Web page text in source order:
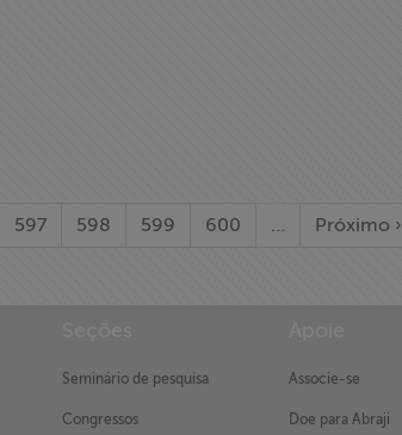
597 598 599 600 … Próximo ›
Seminário de pesquisa
Congressos
Associe-se
Doe para Abraji